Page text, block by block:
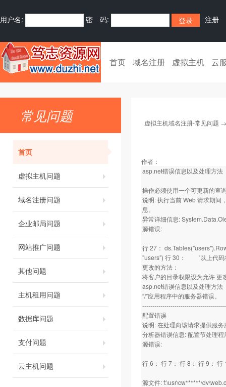
用户名: 密 码: 注册
首页 域名注册 虚拟主机 云
常见问题
首页
虚拟主机问题
域名注册问题
企业邮局问题
网站推广问题
其他问题
主机租用问题
数据库问题
支付问题
云主机问题
虚拟主机域名注册-常见问题
作者：
asp.net错误信息以及处理方法
操作必须使用一个可更新的查
说明: 执行当前 Web 请求期间
息。
异常详细信息:
源错误:
行 27：
"users") 行 30： '以上代码
更改的方法：
将客户的目录权限设为允许 更
asp.net错误信息以及处理方法
“/”应用程序中的服务器错误。
配置错误
说明: 在处理向该请求提供服
分析器错误信息: 配置节处理
源错误:
行 6： 行 7： 行 8： 行 9： 行
源文件: